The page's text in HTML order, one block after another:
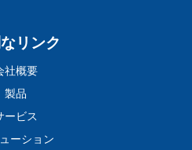
リンク
社概要
製品
ービス
ーション